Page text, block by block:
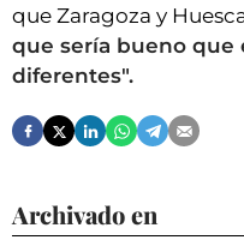
que Zaragoza y
que sería bueno que
diferentes".
Archivado en